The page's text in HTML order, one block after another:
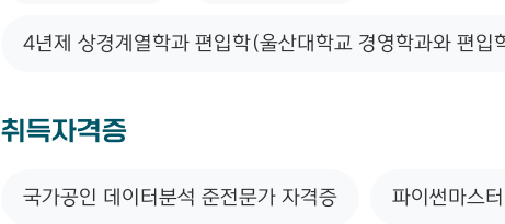
4년제 상경계열학과 편입학(울산대학교 경영학과와 편입
취득자격증
국가공인 데이터분석 준전문가 자격증 파이썬마스